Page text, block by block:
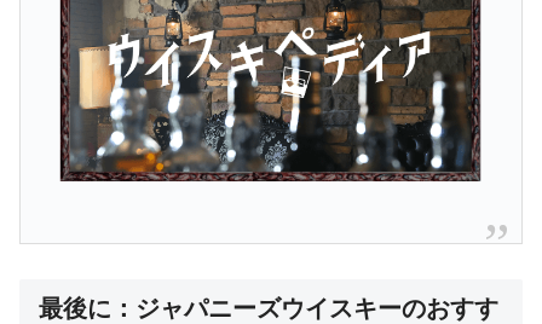
最後に：ジャパニーズウイスキーのおすす